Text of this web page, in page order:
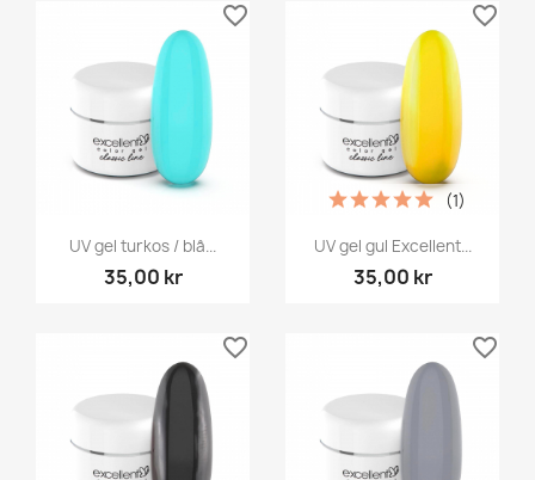
UV gel turkos / blå...
35,00 kr
favorite_border
UV gel gul Excellent...
35,00 kr
(1)
favorite_border
favorite_border favorite_border